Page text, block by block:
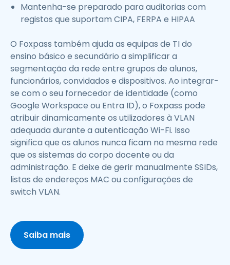
Mantenha-se preparado para auditorias com
registos que suportam CIPA, FERPA e HIPAA
O Foxpass também ajuda as equipas de TI do
ensino básico e secundário a simplificar a
segmentação da rede entre grupos de alunos,
funcionários, convidados e dispositivos. Ao integrar-
se com o seu fornecedor de identidade (como
Google Workspace ou Entra ID), o Foxpass pode
atribuir dinamicamente os utilizadores à VLAN
adequada durante a autenticação Wi-Fi. Isso
significa que os alunos nunca ficam na mesma rede
que os sistemas do corpo docente ou da
administração. E deixe de gerir manualmente SSIDs,
listas de endereços MAC ou configurações de
switch VLAN.
Saiba mais